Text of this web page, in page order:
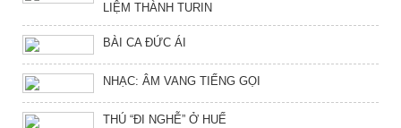
LIỆM THÀNH TURIN
BÀI CA ĐỨC ÁI
NHẠC: ÂM VANG TIẾNG GỌI
THÚ “ĐI NGHỄ” Ở HUẾ